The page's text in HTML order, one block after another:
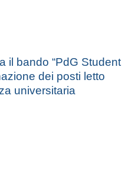
il bando “PdG Student
dei posti letto
universitaria